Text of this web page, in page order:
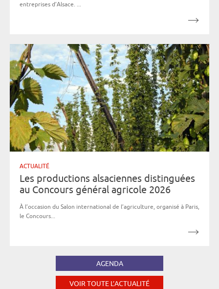
entreprises d’Alsace. ...
ACTUALITÉ
Les productions alsaciennes distinguées
au Concours général agricole 2026
À l’occasion du Salon international de l’agriculture, organisé à Paris,
le Concours...
AGENDA
VOIR TOUTE L’ACTUALITÉ